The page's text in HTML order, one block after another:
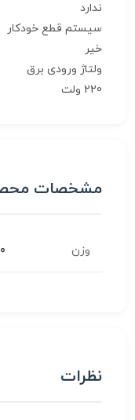
ندارد
سیستم قطع خودکار
خیر
ولتاژ ورودی برق
220 ولت
مشخصات
وزن
نظرات